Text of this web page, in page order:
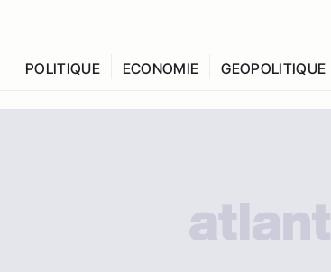
POLITIQUE ECONOMIE GEOPOLITIQUE